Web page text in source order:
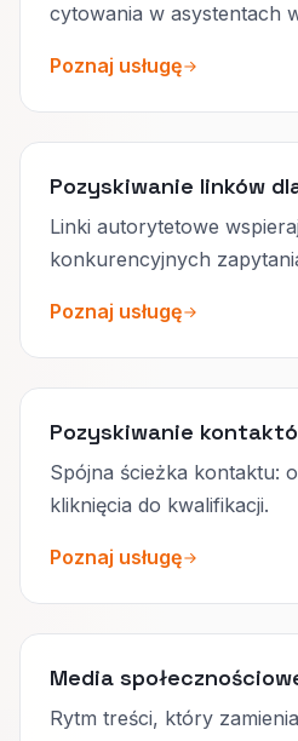
cytowania w asystentach
Poznaj usługę
Pozyskiwanie linków
Linki autorytetowe
konkurencyjnych
Poznaj usługę
Pozyskiwanie
Spójna ścieżka kontaktu:
kliknięcia do kwalifikacji.
Poznaj usługę
Media
Rytm treści, który